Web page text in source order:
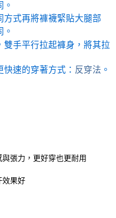
方式再將褲襪緊貼大腿部
手平行拉起褲身，將其拉
速的穿著方式： 反穿法 。
張力，更好穿也更耐用
效果好